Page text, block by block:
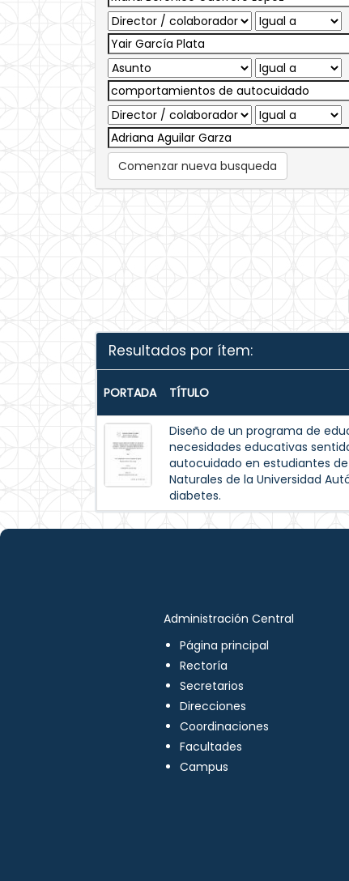
Comenzar nueva busqueda
Resultados por ítem:
PORTADA TÍTULO
Diseño de un programa de
necesidades educativas
autocuidado en estudiantes
Naturales de la Universidad
diabetes.
Administración Central
Página principal
Rectoría
Secretarios
Direcciones
Coordinaciones
Facultades
Campus